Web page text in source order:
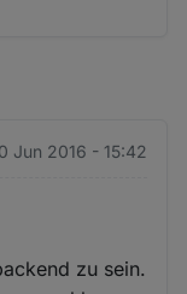
Jun 2016 - 15:42
zu sein.